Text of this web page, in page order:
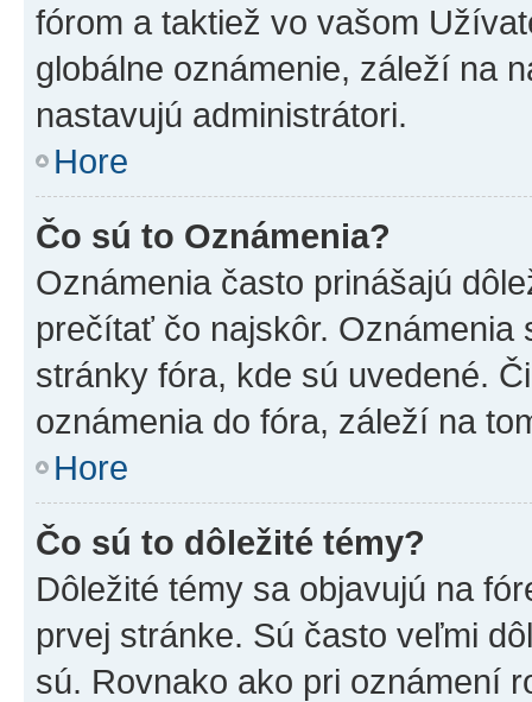
fórom a taktiež vo vašom
globálne oznámenie, záleží na
nastavujú administrátori.
Hore
Čo sú to Oznámenia?
Oznámenia často prinášajú
prečítať čo najskôr. Oznámenia
stránky fóra, kde sú uvedené.
oznámenia do fóra, záleží na
Hore
Čo sú to dôležité témy?
Dôležité témy sa objavujú na
prvej stránke. Sú často veľmi
sú. Rovnako ako pri oznámení